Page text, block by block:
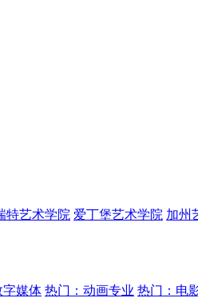
特艺术学院 爱丁堡艺术学院 加州
字媒体 热门：动画专业 热门：电